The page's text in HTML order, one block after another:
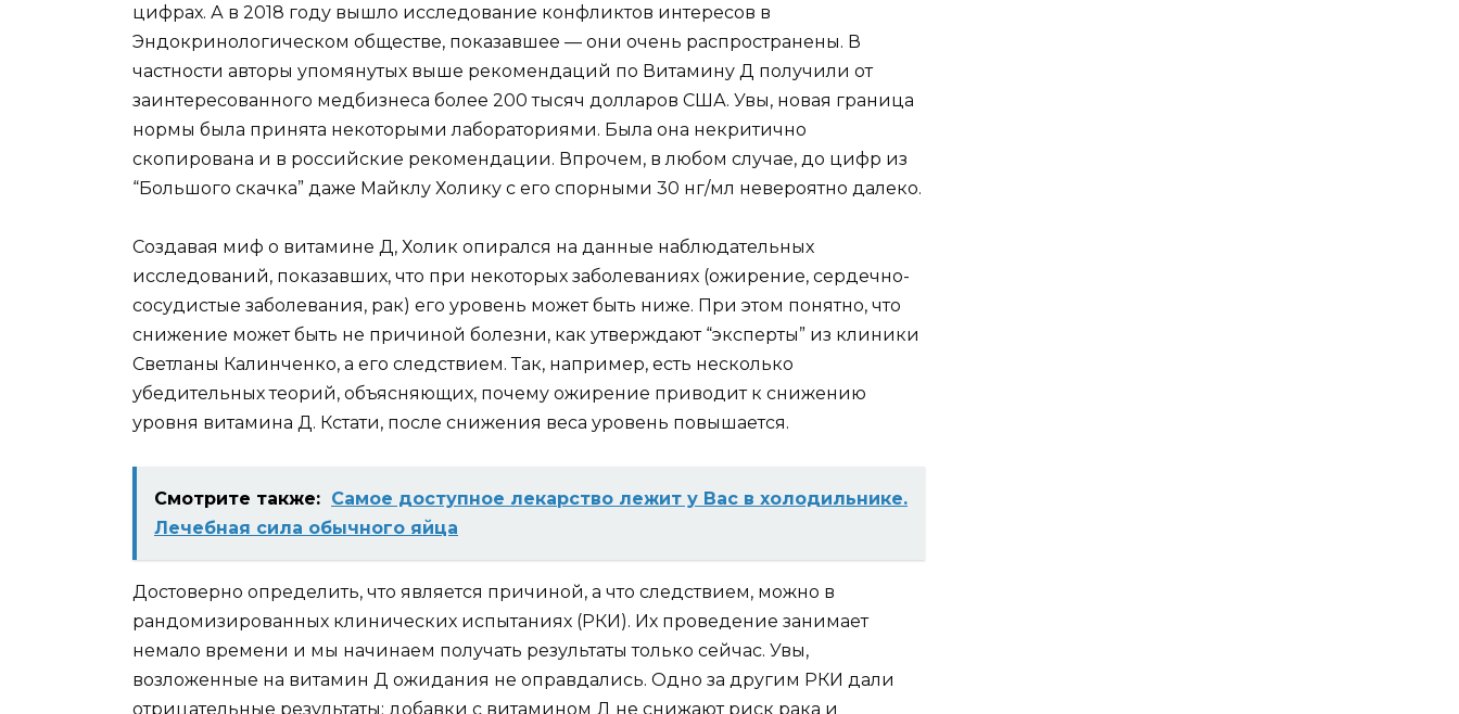
цифрах. А в 2018 году вышло исследование конфликтов интересов в
Эндокринологическом обществе, показавшее — они очень распространены. В
частности авторы упомянутых выше рекомендаций по Витамину Д получили от
заинтересованного медбизнеса более 200 тысяч долларов США. Увы, новая граница
нормы была принята некоторыми лабораториями. Была она некритично
скопирована и в российские рекомендации. Впрочем, в любом случае, до цифр из
“Большого скачка” даже Майклу Холику с его спорными 30 нг/мл невероятно далеко.
Создавая миф о витамине Д, Холик опирался на данные наблюдательных
исследований, показавших, что при некоторых заболеваниях (ожирение, сердечно-
сосудистые заболевания, рак) его уровень может быть ниже. При этом понятно, что
снижение может быть не причиной болезни, как утверждают “эксперты” из клиники
Светланы Калинченко, а его следствием. Так, например, есть несколько
убедительных теорий, объясняющих, почему ожирение приводит к снижению
уровня витамина Д. Кстати, после снижения веса уровень повышается.
Смотрите также: Самое доступное лекарство лежит у Вас в холодильнике.
Лечебная сила обычного яйца
Достоверно определить, что является причиной, а что следствием, можно в
рандомизированных клинических испытаниях (РКИ). Их проведение занимает
немало времени и мы начинаем получать результаты только сейчас. Увы,
возложенные на витамин Д ожидания не оправдались. Одно за другим РКИ дали
отрицательные результаты: добавки с витамином Д не снижают риск рака и